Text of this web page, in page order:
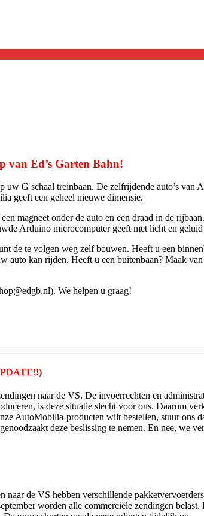
van Ed’s Garten Bahn!
uw G schaal treinbaan. De zelfrijdende auto’s
geeft een geheel nieuwe dimensie.
magneet onder de auto en een draad in de
Arduino microcomputer geeft met licht en
de te volgen weg zelf bouwen. Heeft u een
auto kan rijden. Heeft u een buitenbaan? Maak
We helpen u graag!
naar de VS. De invoerrechten en
is deze situatie slecht voor ons. Daarom
AutoMobilia-producten wilt bestellen, stuur ons
deze beslissing te nemen. En nee, we
naar de VS hebben verschillende
worden alle commerciële zendingen belast.